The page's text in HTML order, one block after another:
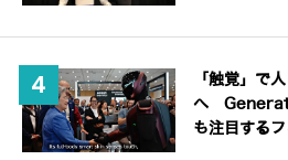
「触覚」で
へ
も注目する